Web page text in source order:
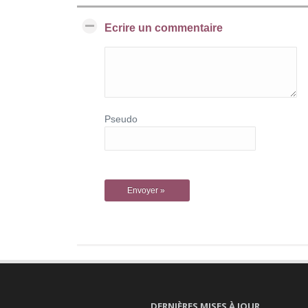
Ecrire un commentaire
Pseudo